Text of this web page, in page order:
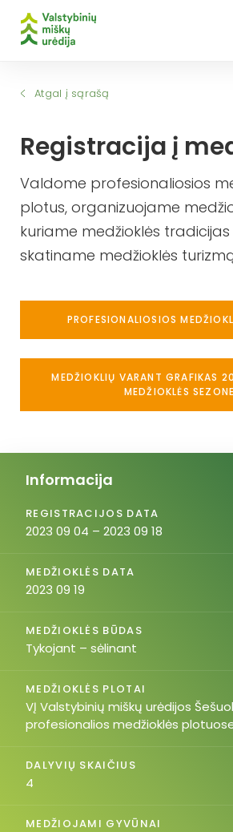
Atgal į sąrašą
Registracija į
Valdome profesionaliosios
plotus, organizuojame
kuriame medžioklės tradicijas
skatiname medžioklės
PROFESIONALIOSIOS
MEDŽIOKLIŲ VARANT GRAFIKAS
MEDŽIOKLĖS SEZONE
Informacija
REGISTRACIJOS DATA
2023 09 04 – 2023 09 18
MEDŽIOKLĖS DATA
2023 09 19
MEDŽIOKLĖS BŪDAS
Tykojant – sėlinant
MEDŽIOKLĖS PLOTAI
VĮ Valstybinių miškų urėdijos
profesionalios medžioklės
DALYVIŲ SKAIČIUS
4
MEDŽIOJAMI GYVŪNAI